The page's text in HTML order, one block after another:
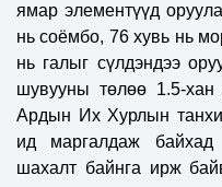
ямар элементүүд
нь соёмбо, 76 хувь нь
нь галыг сүлдэндээ
шувууны төлөө 1.5-
Ардын Их Хурлын
ид маргалдаж
шахалт байнга ирж